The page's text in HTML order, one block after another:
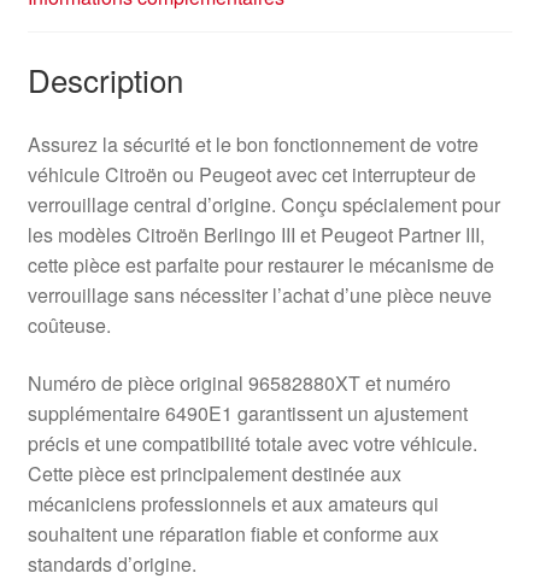
Description
Assurez la sécurité et le bon fonctionnement de votre
véhicule Citroën ou Peugeot avec cet interrupteur de
verrouillage central d’origine. Conçu spécialement pour
les modèles Citroën Berlingo III et Peugeot Partner III,
cette pièce est parfaite pour restaurer le mécanisme de
verrouillage sans nécessiter l’achat d’une pièce neuve
coûteuse.
Numéro de pièce original 96582880XT et numéro
supplémentaire 6490E1 garantissent un ajustement
précis et une compatibilité totale avec votre véhicule.
Cette pièce est principalement destinée aux
mécaniciens professionnels et aux amateurs qui
souhaitent une réparation fiable et conforme aux
standards d’origine.